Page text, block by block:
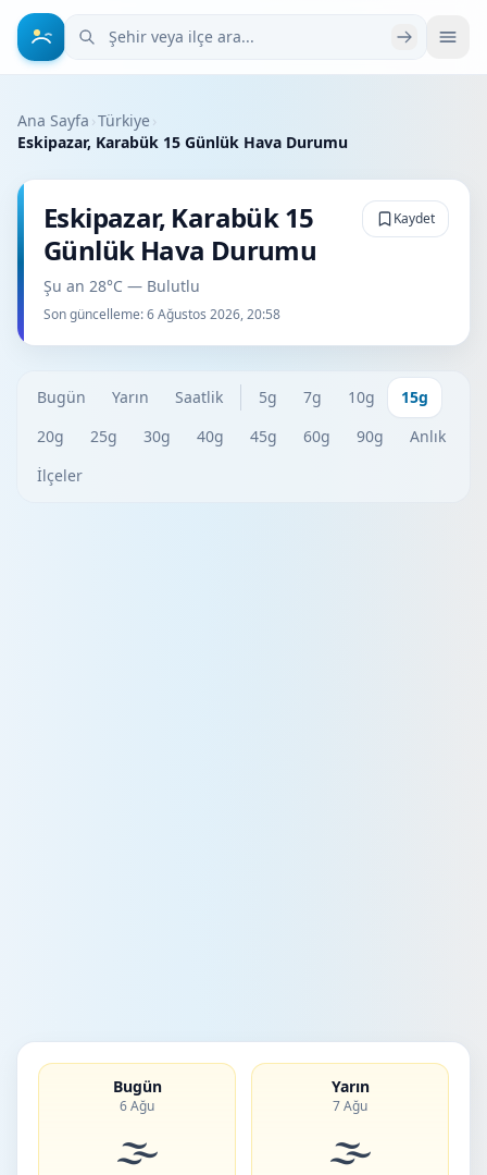
Şehir veya ilçe ara
Ana Sayfa ›Türkiye›
Eskipazar, Karabük 15 Günlük Hava Durumu
Eskipazar, Karabük 15
Günlük Hava Durumu
Şu an 28°C — Bulutlu
Son güncelleme:6 Ağustos 2026, 20:58
Kaydet
Bugün Yarın Saatlik 5g 7g 10g
15g
20g
25g 30g 40g 45g 60g 90g
Anlık
İlçeler
Bugün
6 Ağu
🌫️
Yarın
7 Ağu
🌫️